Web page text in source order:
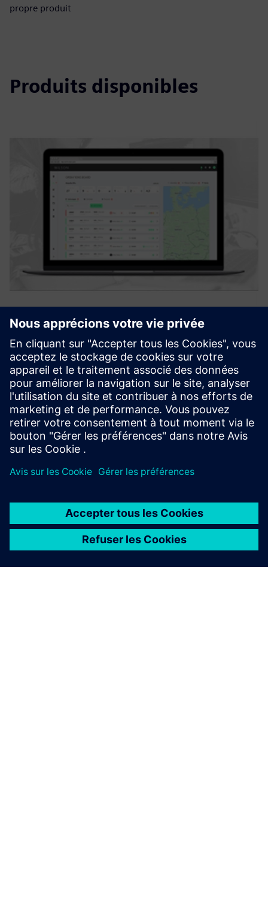
propre produit
Produits disponibles
Staff Dispatching
WILSON. est une solution basée sur le cloud pour la
répartition du personnel dans le rail et la logistique. Un
ensemble d'algorithmes prend en charge la planification et
la répartition du personnel opérationnel pour des services
t...
En savoir plus